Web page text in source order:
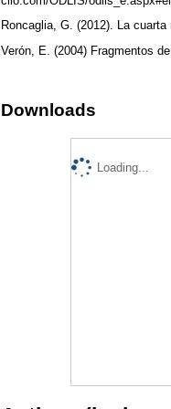
Roncaglia, G. (2012). La
Verón, E. (2004) Fragmentos
Downloads
Loading...